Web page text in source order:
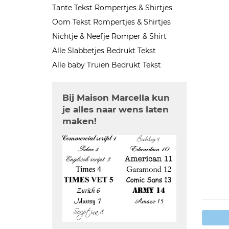
Tante Tekst Rompertjes & Shirtjes
Oom Tekst Rompertjes & Shirtjes
Nichtje & Neefje Romper & Shirt
Alle Slabbetjes Bedrukt Tekst
Alle baby Truien Bedrukt Tekst
Bij Maison Marcella kun
je alles naar wens laten
maken!